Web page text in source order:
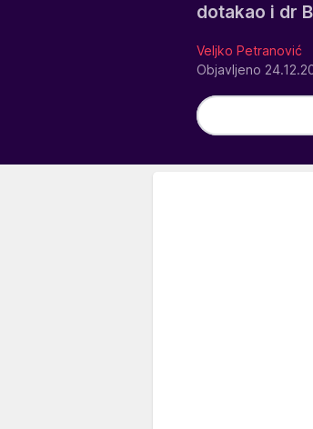
dotakao i dr
Veljko Petranović
Objavljeno